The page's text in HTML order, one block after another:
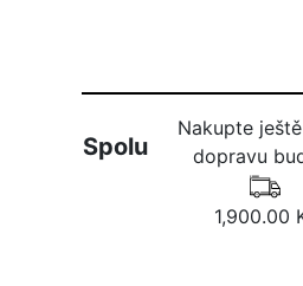
Spolu
Nakupte
dopravu
1,900.00